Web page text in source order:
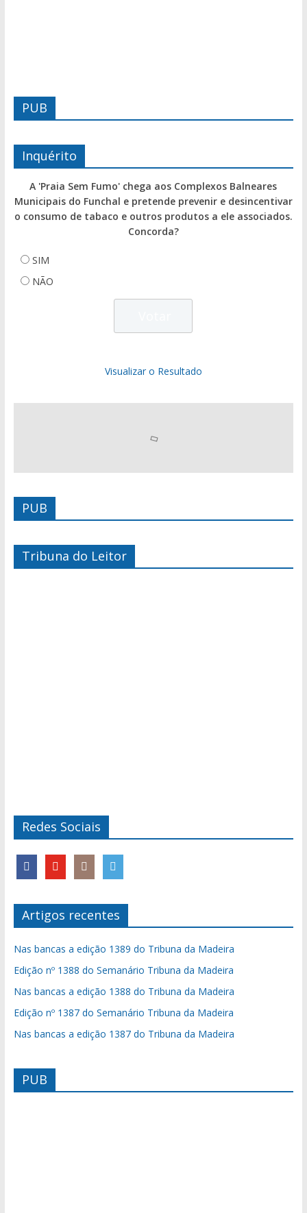
PUB
Inquérito
A 'Praia Sem Fumo' chega aos Complexos Balneares
Municipais do Funchal e pretende prevenir e desincentivar
o consumo de tabaco e outros produtos a ele associados.
Concorda?
SIM
NÃO
Visualizar o Resultado
PUB
Tribuna do Leitor
Redes Sociais
Artigos recentes
Nas bancas a edição 1389 do Tribuna da Madeira
Edição nº 1388 do Semanário Tribuna da Madeira
Nas bancas a edição 1388 do Tribuna da Madeira
Edição nº 1387 do Semanário Tribuna da Madeira
Nas bancas a edição 1387 do Tribuna da Madeira
PUB